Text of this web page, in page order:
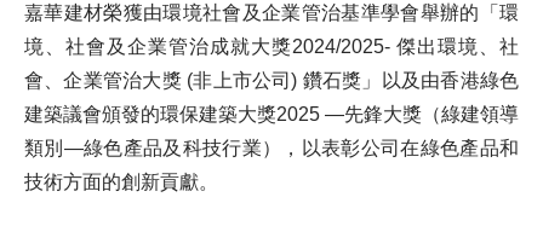
嘉華建材榮獲由環境社會及企業管治基準學會舉辦的「環
境、社會及企業管治成就大獎2024/2025- 傑出環境、社
會、企業管治大獎 (非上市公司) 鑽石獎」以及由香港綠色
建築議會頒發的環保建築大獎2025 —先鋒大獎（綠建領導
類別—綠色產品及科技行業），以表彰公司在綠色產品和
技術方面的創新貢獻。